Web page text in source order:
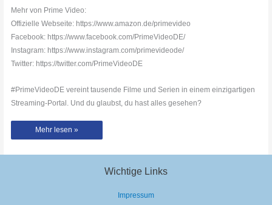
Mehr von Prime Video:
Offizielle Webseite: https://www.amazon.de/primevideo
Facebook: https://www.facebook.com/PrimeVideoDE/
Instagram: https://www.instagram.com/primevideode/
Twitter: https://twitter.com/PrimeVideoDE
#PrimeVideoDE vereint tausende Filme und Serien in einem einzigartigen
Streaming-Portal. Und du glaubst, du hast alles gesehen?
Die
Prime
Mehr lesen »
Wichtige Links
Impressum